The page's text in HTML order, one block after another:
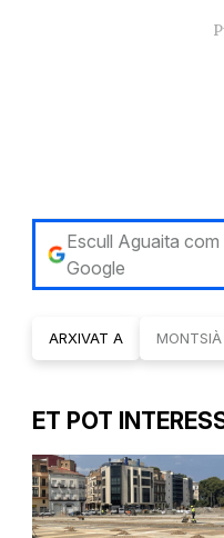
Escull Aguaita
Google
ARXIVAT A MONTSIÀ
ET POT